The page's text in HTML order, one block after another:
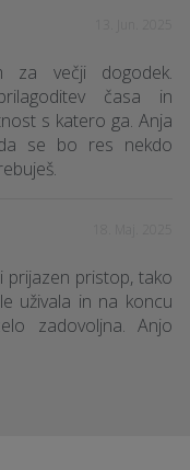
za večji dogodek.
časa in
s katero ga. Anja
se bo res nekdo
prijazen pristop, tako
uživala in na koncu
zadovoljna. Anjo